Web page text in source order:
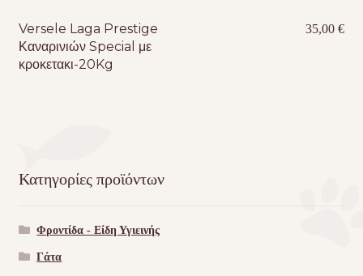
Versele Laga Prestige
Καναρινιών Special με
κροκετακι-20Kg
35,00€
Κατηγορίες προϊόντων
Φροντίδα - Είδη Υγιεινής
Γάτα